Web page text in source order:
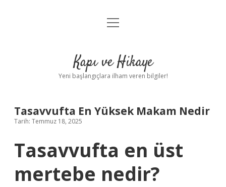
Anasayfa
Yasal Uyarı
menüyü
Kapı ve Hikaye
Yeni başlangıçlara ilham veren bilgiler!
Tasavvufta En Yüksek Makam Nedir
Tarih: Temmuz 18, 2025
Tasavvufta en üst
mertebe nedir?